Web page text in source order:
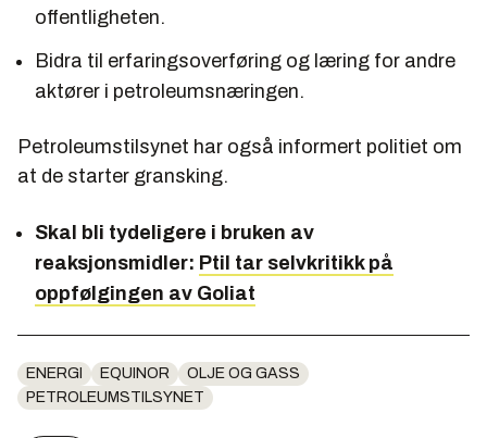
offentligheten.
Bidra til erfaringsoverføring og læring for andre
aktører i petroleumsnæringen.
Petroleumstilsynet har også informert politiet om
at de starter gransking.
Skal bli tydeligere i bruken av
reaksjonsmidler: Ptil tar selvkritikk på
oppfølgingen av Goliat
ENERGI EQUINOR
OLJE OG GASS
PETROLEUMSTILSYNET